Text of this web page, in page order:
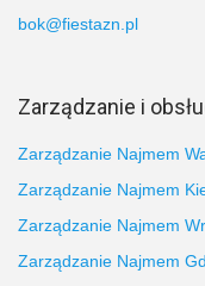
bok@fiestazn.pl
Zarządzanie i
Zarządzanie Najmem
Zarządzanie Najmem
Zarządzanie Najmem
Zarządzanie Najmem